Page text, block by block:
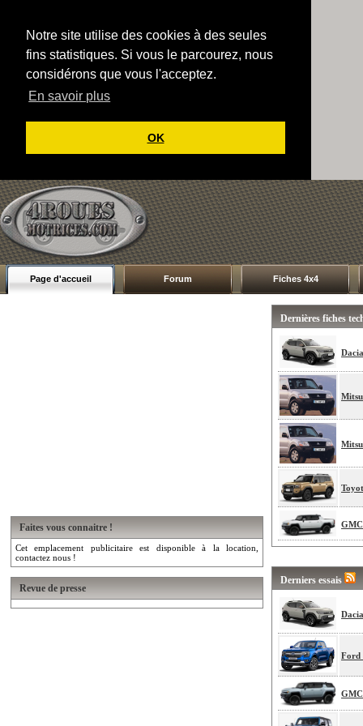
Notre site utilise des cookies à des seules
fins statistiques. Si vous le parcourez, nous
considérons que vous l'acceptez.
En savoir plus
OK
Page d'accueil Forum Fiches 4x4
Faites vous connaitre !
Cet emplacement publicitaire est disponible à la location,
contactez nous !
Revue de presse
Dernières fiches
Derniers essais
Ford